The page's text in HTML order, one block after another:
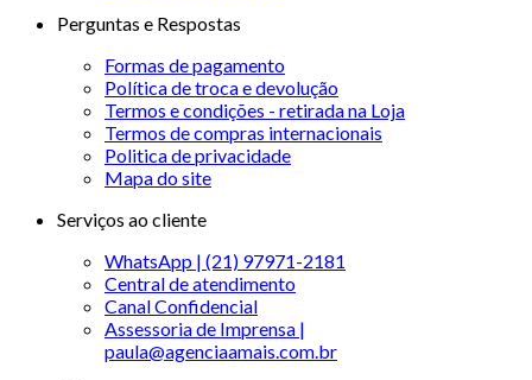
Perguntas e Respostas
Formas de pagamento
Política de troca e devolução
Termos e condições - retirada na Loja
Termos de compras internacionais
Politica de privacidade
Mapa do site
Serviços ao cliente
WhatsApp | (21) 97971-2181
Central de atendimento
Canal Confidencial
Assessoria de Imprensa |
paula@agenciaamais.com.br